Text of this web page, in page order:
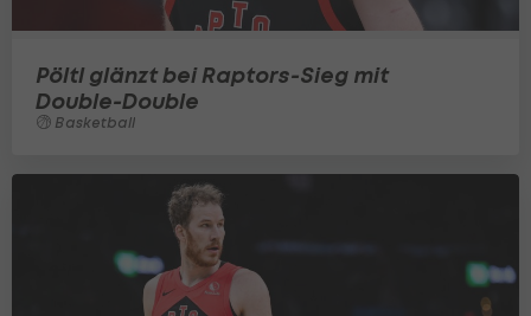
Pöltl glänzt bei Raptors-Sieg mit
Double-Double
Basketball